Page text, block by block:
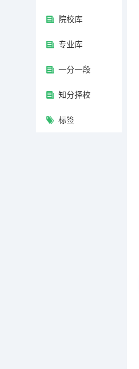
院校库
专业库
一分一段
知分择校
标签